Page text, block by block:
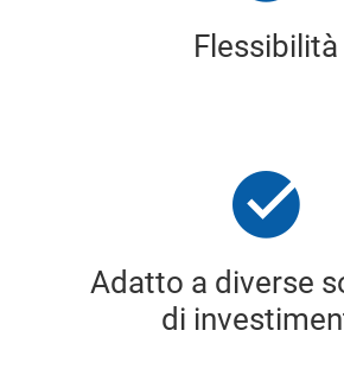
Flessibilità
Adatto a diverse
di